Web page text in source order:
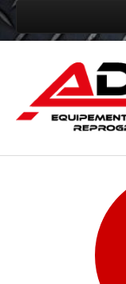
Nos services
Nos réalisations
e-BOOKPRINT
Contact